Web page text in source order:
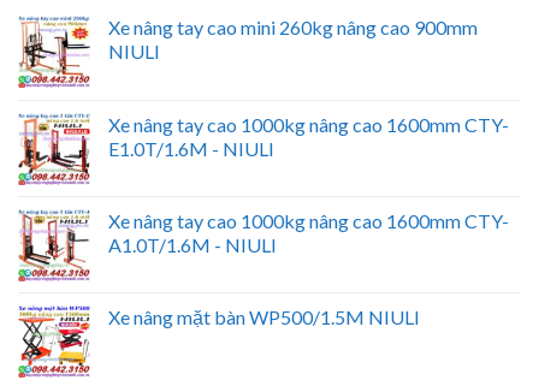
Xe nâng tay cao mini 260kg nâng cao 900mm
NIULI
Xe nâng tay cao 1000kg nâng cao 1600mm CTY-
E1.0T/1.6M - NIULI
Xe nâng tay cao 1000kg nâng cao 1600mm CTY-
A1.0T/1.6M - NIULI
Xe nâng mặt bàn WP500/1.5M NIULI